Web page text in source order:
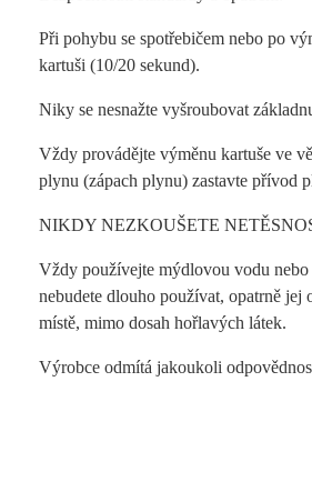
Při pohybu se spotřebičem nebo po
kartuši (10/20 sekund).
Niky se nesnažte vyšroubovat
Vždy provádějte výměnu kartuše ve
plynu (zápach plynu) zastavte přívod
NIKDY NEZKOUŠETE
Vždy používejte mýdlovou vodu
nebudete dlouho používat, opatrně jej
místě, mimo dosah hořlavých látek.
Výrobce odmítá jakoukoli